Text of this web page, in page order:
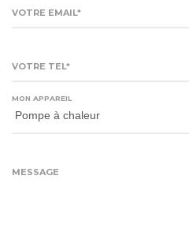
VOTRE EMAIL*
VOTRE TEL*
MON APPAREIL
MESSAGE